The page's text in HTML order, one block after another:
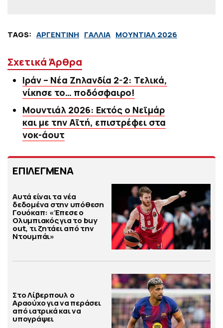
TAGS: ΑΡΓΕΝΤΙΝΗ ΓΑΛΛΙΑ ΜΟΥΝΤΙΑΛ 2026
Σχετικά Άρθρα
Ιράν – Νέα Ζηλανδία 2-2: Τελικά,
νίκησε το… ποδόσφαιρο!
Μουντιάλ 2026: Εκτός ο Νεϊμάρ
και με την Αϊτή, επιστρέφει στα
νοκ-άουτ
ΕΠΙΛΕΓΜΕΝΑ
Αυτά είναι τα νέα
δεδομένα στην υπόθεση
Γουόκαπ: «Έπεσε ο
Ολυμπιακός για το buy
out, τι ζητάει από την
Ντουμπάι»
Στο Λίβερπουλ ο
Αραούχο για να περάσει
από ιατρικά και να
υπογράψει